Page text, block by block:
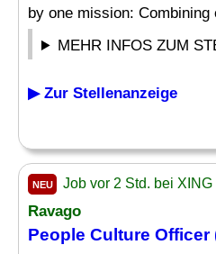
by one mission: Combining
MEHR INFOS ZUM
▶ Zur Stellenanzeige
NEU Job vor 2 Std. bei XING
Ravago
People Culture Officer